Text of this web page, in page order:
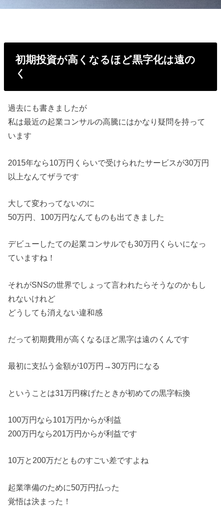
初期投資が高くなるほど黒字化は遠の
く
過去にも書きましたが
私は最近の起業コンサルの高騰にはかなり疑問を持って
います
2015年なら10万円くらいで受けられたサービスが30万円
以上なんてザラです
大して変わってないのに
50万円、100万円なんてものも出てきました
デビューしたての起業コンサルでも30万円くらいになっ
ていますね！
それがSNSの世界でしょって言われたらそうなのかもし
れないけれど
どうしても消えない違和感
だって初期費用が高くなるほど黒字は遠のくんです
最初に支払う金額が10万円→30万円になる
ということは31万円稼げたときが初めての黒字転換
100万円なら101万円からが利益
200万円なら201万円からが利益です
10万と200万だとものすごい差ですよね
起業準備のために50万円払った
覚悟は決まった！